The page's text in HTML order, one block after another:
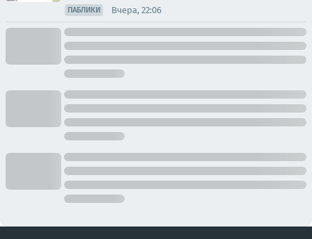
ПАБЛИКИ Вчера, 22:06